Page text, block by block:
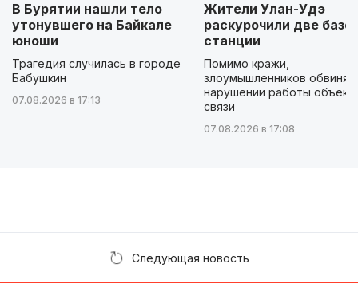
В Бурятии нашли тело
утонувшего на Байкале
юноши
Трагедия случилась в городе
Бабушкин
07.08.2026 в 17:13
Жители Улан-Удэ
раскурочили две
станции
Помимо кражи,
злоумышленников
нарушении работы
связи
07.08.2026 в 17:08
Следующая новость